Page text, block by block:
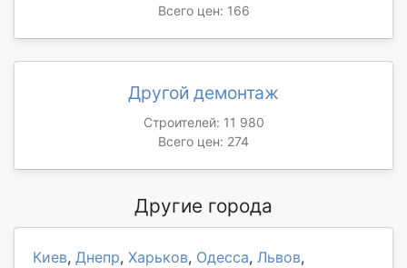
Всего цен: 166
Другой демонтаж
Строителей: 11 980
Всего цен: 274
Другие города
Киев, Днепр, Харьков, Одесса, Львов,